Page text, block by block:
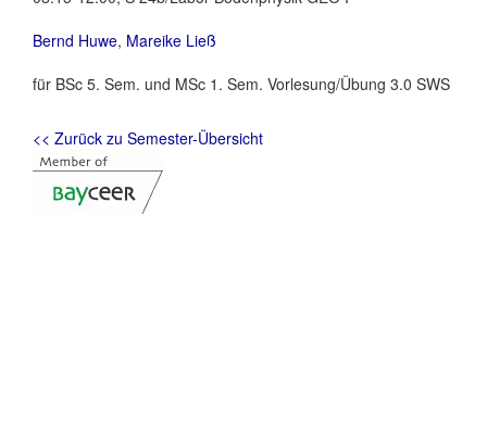
Bernd Huwe, Mareike Ließ
für BSc 5. Sem. und MSc 1. Sem. Vorlesung/Übung 3.0 SWS
<< Zurück zu Semester-Übersicht